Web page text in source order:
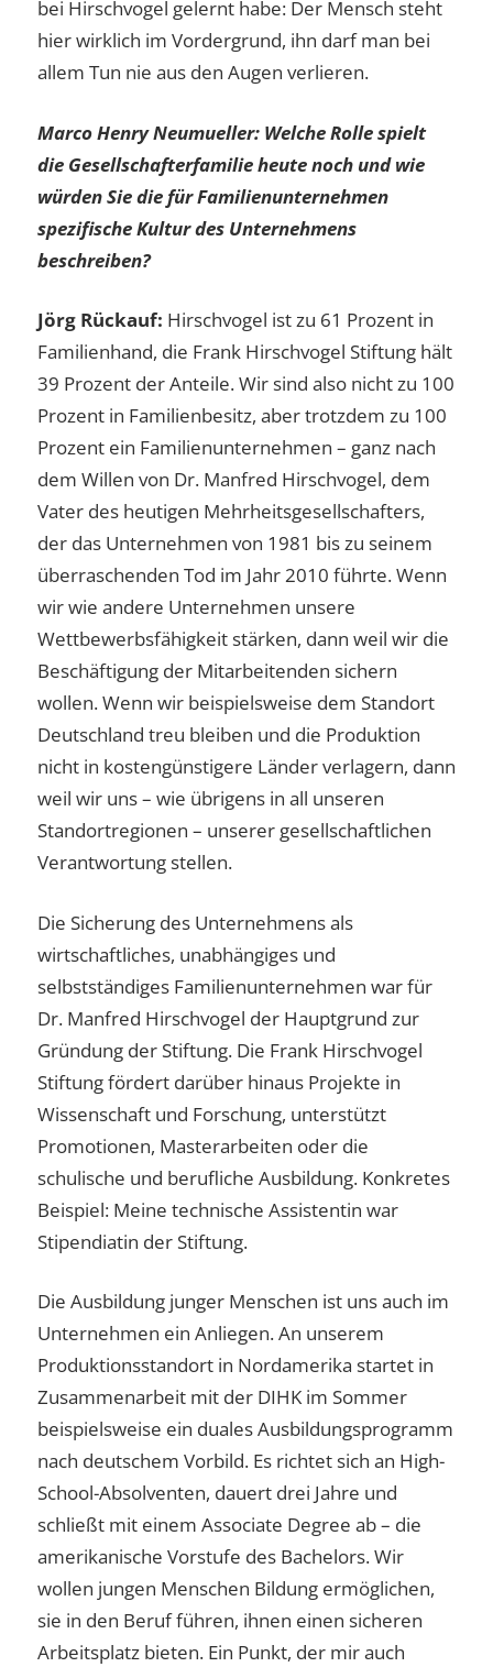
bei Hirschvogel gelernt habe: Der Mensch steht
hier wirklich im Vordergrund, ihn darf man bei
allem Tun nie aus den Augen verlieren.
Marco Henry Neumueller: Welche Rolle spielt
die Gesellschafterfamilie heute noch und wie
würden Sie die für Familienunternehmen
spezifische Kultur des Unternehmens
beschreiben?
Jörg Rückauf: Hirschvogel ist zu 61 Prozent in
Familienhand, die Frank Hirschvogel Stiftung hält
39 Prozent der Anteile. Wir sind also nicht zu 100
Prozent in Familienbesitz, aber trotzdem zu 100
Prozent ein Familienunternehmen – ganz nach
dem Willen von Dr. Manfred Hirschvogel, dem
Vater des heutigen Mehrheitsgesellschafters,
der das Unternehmen von 1981 bis zu seinem
überraschenden Tod im Jahr 2010 führte. Wenn
wir wie andere Unternehmen unsere
Wettbewerbsfähigkeit stärken, dann weil wir die
Beschäftigung der Mitarbeitenden sichern
wollen. Wenn wir beispielsweise dem Standort
Deutschland treu bleiben und die Produktion
nicht in kostengünstigere Länder verlagern, dann
weil wir uns – wie übrigens in all unseren
Standortregionen – unserer gesellschaftlichen
Verantwortung stellen.
Die Sicherung des Unternehmens als
wirtschaftliches, unabhängiges und
selbstständiges Familienunternehmen war für
Dr. Manfred Hirschvogel der Hauptgrund zur
Gründung der Stiftung. Die Frank Hirschvogel
Stiftung fördert darüber hinaus Projekte in
Wissenschaft und Forschung, unterstützt
Promotionen, Masterarbeiten oder die
schulische und berufliche Ausbildung. Konkretes
Beispiel: Meine technische Assistentin war
Stipendiatin der Stiftung.
Die Ausbildung junger Menschen ist uns auch im
Unternehmen ein Anliegen. An unserem
Produktionsstandort in Nordamerika startet in
Zusammenarbeit mit der DIHK im Sommer
beispielsweise ein duales Ausbildungsprogramm
nach deutschem Vorbild. Es richtet sich an High-
School-Absolventen, dauert drei Jahre und
schließt mit einem Associate Degree ab – die
amerikanische Vorstufe des Bachelors. Wir
wollen jungen Menschen Bildung ermöglichen,
sie in den Beruf führen, ihnen einen sicheren
Arbeitsplatz bieten. Ein Punkt, der mir auch